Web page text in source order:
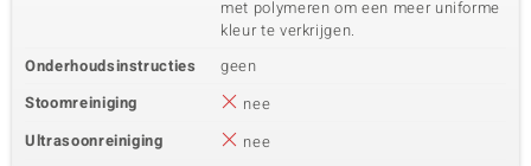
met polymeren om een meer uniforme
kleur te verkrijgen.
Onderhoudsinstructies
geen
Stoomreiniging
nee
Ultrasoonreiniging
nee